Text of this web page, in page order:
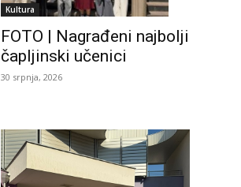
Kultura
FOTO | Nagrađeni najbolji
čapljinski učenici
30 srpnja, 2026PROMO
medicinske uređaje i vrhunsku
kozmetiku
6 kolovoza, 2026